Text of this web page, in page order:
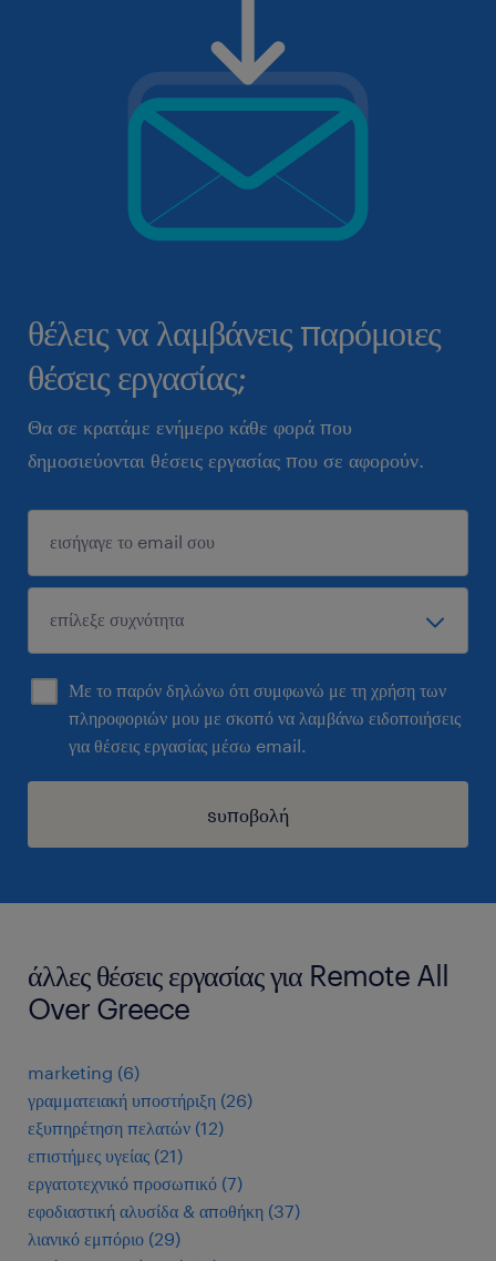
θέλεις να λαμβάνεις παρόμοιες
θέσεις εργασίας;
Θα σε κρατάμε ενήμερο κάθε φορά που
δημοσιεύονται θέσεις εργασίας που σε αφορούν.
Με το παρόν δηλώνω ότι συμφωνώ με τη χρήση των
πληροφοριών μου με σκοπό να λαμβάνω ειδοποιήσεις
για θέσεις εργασίας μέσω email.
sυποβολή
άλλες θέσεις εργασίας για Remote All
Over Greece
marketing (6)
γραμματειακή υποστήριξη (26)
εξυπηρέτηση πελατών (12)
επιστήμες υγείας (21)
εργατοτεχνικό προσωπικό (7)
εφοδιαστική αλυσίδα & αποθήκη (37)
λιανικό εμπόριο (29)